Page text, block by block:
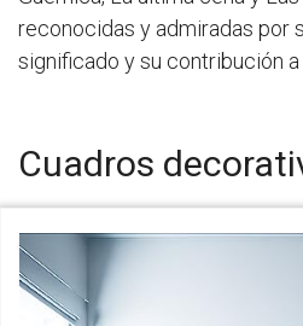
reconocidas y admiradas por
significado y su contribución a
Cuadros